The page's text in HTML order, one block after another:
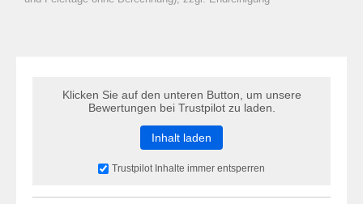
Klicken Sie auf den unteren Button, um unsere
Bewertungen bei Trustpilot zu laden.
Inhalt laden
Trustpilot Inhalte immer entsperren